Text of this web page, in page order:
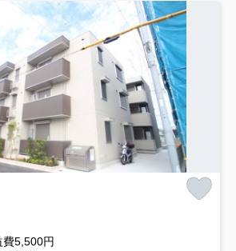
5,500円